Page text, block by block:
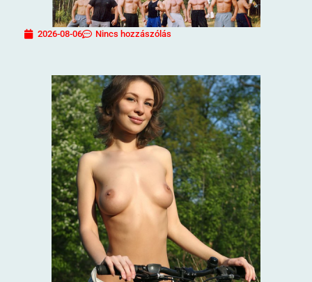
2026-08-06 Nincs hozzászólás